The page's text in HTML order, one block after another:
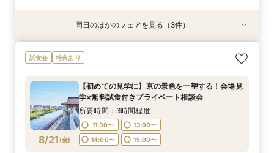
特典あり
8/17(月)
週1限定◆国登録有形文化財をじっくり見学×受賞
歴多数のシェフが織り成すスペシャリテ無料試食
所要時間：3時間程度
14:00〜
15:00〜
フェアを予約
特典あり
8/17(月)
【少人数検討の方へ】無料試食付＊少人数婚相談
会【専用個室有】
11:30〜
13:00〜
14:00〜
15:00〜
フェアを予約
特典あり
8/17(月)
【初めての見学に】京の景色を一望する！会場見
学×無料試食付きプライベート相談会
11:30〜
13:00〜
14:00〜
15:00〜
フェアを予約
同日のほかのフェアを見る（3件）
試食会 特典あり
8/21 (金)
【初めての見学に】京の景色を一望する！会場見
学×無料試食付きプライベート相談会
所要時間：3時間程度
11:30〜
13:00〜
14:00〜
15:00〜